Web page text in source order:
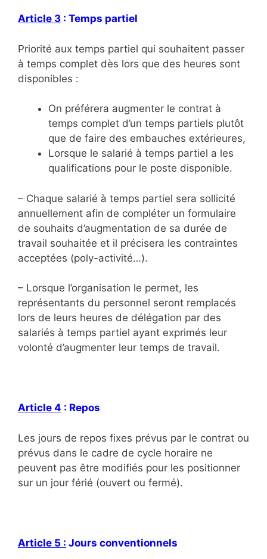
Article 3 : Temps partiel
Priorité aux temps partiel qui souhaitent passer
à temps complet dès lors que des heures sont
disponibles :
On préférera augmenter le contrat à
temps complet d’un temps partiels plutôt
que de faire des embauches extérieures,
Lorsque le salarié à temps partiel a les
qualifications pour le poste disponible.
– Chaque salarié à temps partiel sera sollicité
annuellement afin de compléter un formulaire
de souhaits d’augmentation de sa durée de
travail souhaitée et il précisera les contraintes
acceptées (poly-activité…).
– Lorsque l’organisation le permet, les
représentants du personnel seront remplacés
lors de leurs heures de délégation par des
salariés à temps partiel ayant exprimés leur
volonté d’augmenter leur temps de travail.
Article 4 : Repos
Les jours de repos fixes prévus par le contrat ou
prévus dans le cadre de cycle horaire ne
peuvent pas être modifiés pour les positionner
sur un jour férié (ouvert ou fermé).
Article 5 : Jours conventionnels